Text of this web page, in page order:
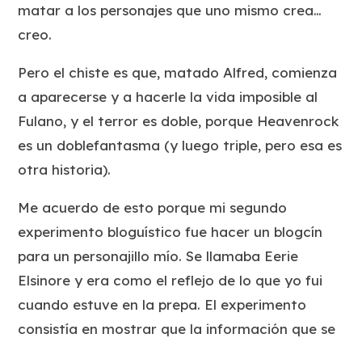
matar a los personajes que uno mismo crea…
creo.
Pero el chiste es que, matado Alfred, comienza
a aparecerse y a hacerle la vida imposible al
Fulano, y el terror es doble, porque Heavenrock
es un doblefantasma (y luego triple, pero esa es
otra historia).
Me acuerdo de esto porque mi segundo
experimento bloguístico fue hacer un blogcín
para un personajillo mío. Se llamaba Eerie
Elsinore y era como el reflejo de lo que yo fui
cuando estuve en la prepa. El experimento
consistía en mostrar que la información que se